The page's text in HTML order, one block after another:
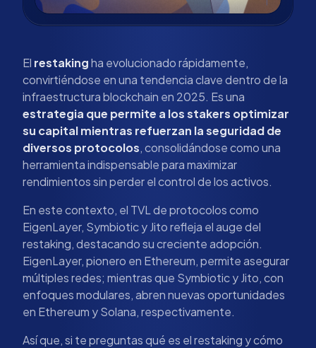
El restakingha evolucionado rápidamente,
convirtiéndose en una tendencia clave dentro de la
infraestructura blockchain en 2025. Es una
estrategia que permite a los stakers optimizar
su capital mientras refuerzan la seguridad de
diversos protocolos, consolidándose como una
herramienta indispensable para maximizar
rendimientos sin perder el control de los activos.
En este contexto, el TVL de protocolos como
EigenLayer, Symbiotic y Jito refleja el auge del
restaking, destacando su creciente adopción.
EigenLayer, pionero en Ethereum, permite asegurar
múltiples redes; mientras que Symbiotic y Jito, con
enfoques modulares, abren nuevas oportunidades
en Ethereum y Solana, respectivamente.
Así que, si te preguntas qué es el restaking y cómo